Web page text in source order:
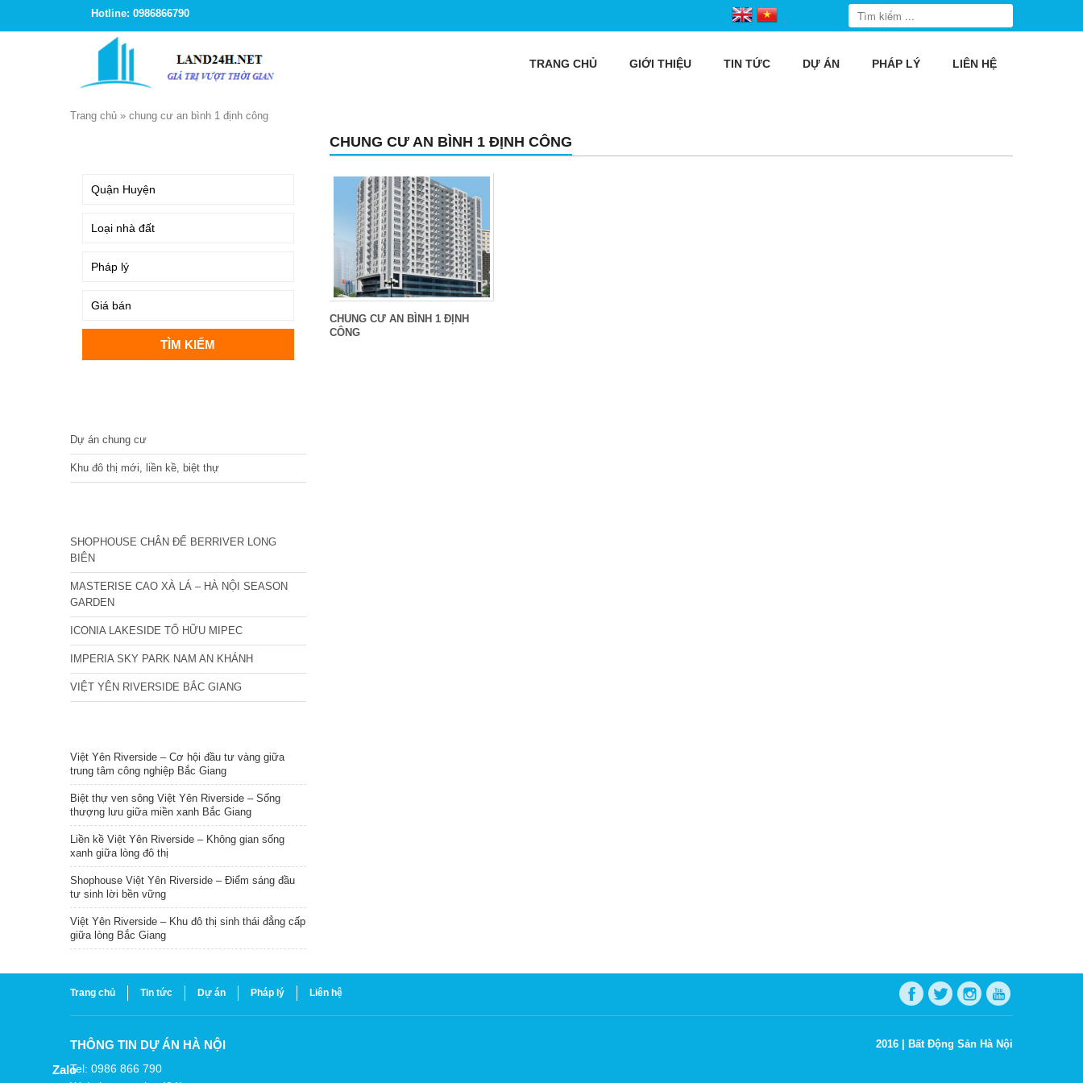
Hotline: 0986866790
TRANG CHỦ GIỚI THIỆU TIN TỨC DỰ ÁN PHÁP LÝ LIÊN HỆ
Trang chủ » chung cư an bình 1 định công
CHUNG CƯ AN BÌNH 1 ĐỊNH CÔNG
CHUNG CƯ AN BÌNH 1 ĐỊNH
CÔNG
Dự án chung cư
Khu đô thị mới, liền kề, biệt thự
SHOPHOUSE CHÂN ĐẾ BERRIVER LONG
BIÊN
MASTERISE CAO XÀ LÁ – HÀ NỘI SEASON
GARDEN
ICONIA LAKESIDE TỐ HỮU MIPEC
IMPERIA SKY PARK NAM AN KHÁNH
VIỆT YÊN RIVERSIDE BẮC GIANG
Việt Yên Riverside – Cơ hội đầu tư vàng giữa
trung tâm công nghiệp Bắc Giang
Biệt thự ven sông Việt Yên Riverside – Sống
thượng lưu giữa miền xanh Bắc Giang
Liền kề Việt Yên Riverside – Không gian sống
xanh giữa lòng đô thị
Shophouse Việt Yên Riverside – Điểm sáng đầu
tư sinh lời bền vững
Việt Yên Riverside – Khu đô thị sinh thái đẳng cấp
giữa lòng Bắc Giang
Trang chủ Tin tức Dự án Pháp lý Liên hệ
THÔNG TIN DỰ ÁN HÀ NỘI
Tel: 0986 866 790
2016 | Bất Động Sản Hà Nội
Zalo